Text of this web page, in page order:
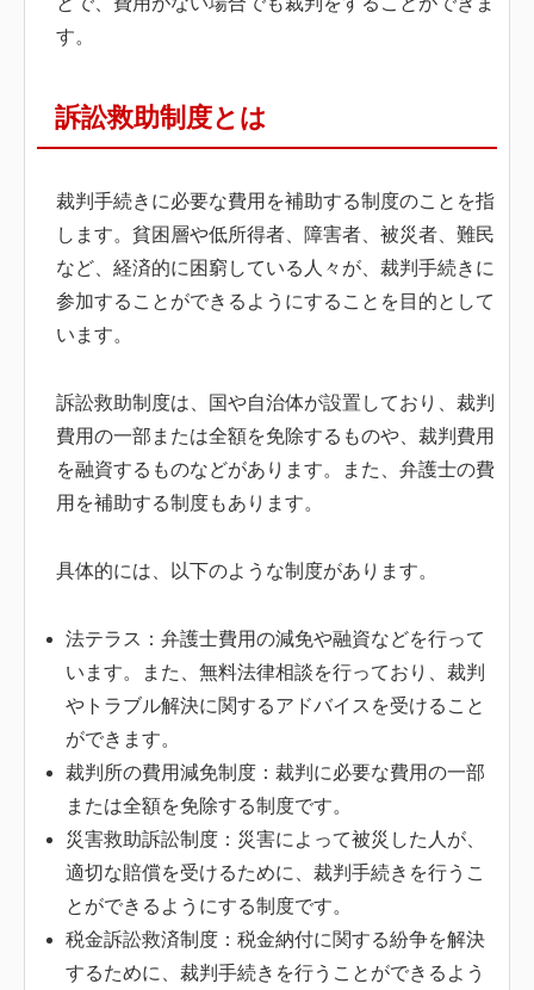
す。
訴訟救助制度とは
裁判手続きに必要な費用を補助する制度のことを指
します。貧困層や低所得者、障害者、被災者、難民
など、経済的に困窮している人々が、裁判手続きに
参加することができるようにすることを目的として
います。
訴訟救助制度は、国や自治体が設置しており、裁判
費用の一部または全額を免除するものや、裁判費用
を融資するものなどがあります。また、弁護士の費
用を補助する制度もあります。
具体的には、以下のような制度があります。
法テラス：弁護士費用の減免や融資などを行って
います。また、無料法律相談を行っており、裁判
やトラブル解決に関するアドバイスを受けること
ができます。
裁判所の費用減免制度：裁判に必要な費用の一部
または全額を免除する制度です。
災害救助訴訟制度：災害によって被災した人が、
適切な賠償を受けるために、裁判手続きを行うこ
とができるようにする制度です。
税金訴訟救済制度：税金納付に関する紛争を解決
するために、裁判手続きを行うことができるよう